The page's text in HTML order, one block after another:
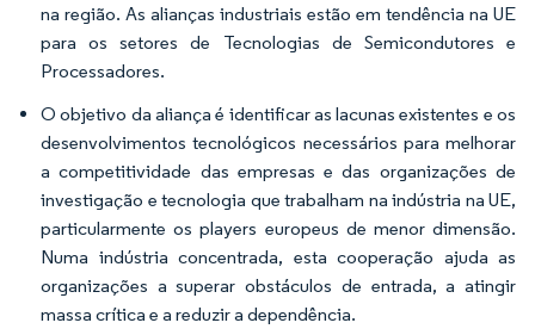
na região. As alianças industriais estão em tendência na UE
para os setores de Tecnologias de Semicondutores e
Processadores.
O objetivo da aliança é identificar as lacunas existentes e os
desenvolvimentos tecnológicos necessários para melhorar
a competitividade das empresas e das organizações de
investigação e tecnologia que trabalham na indústria na UE,
particularmente os players europeus de menor dimensão.
Numa indústria concentrada, esta cooperação ajuda as
organizações a superar obstáculos de entrada, a atingir
massa crítica e a reduzir a dependência.